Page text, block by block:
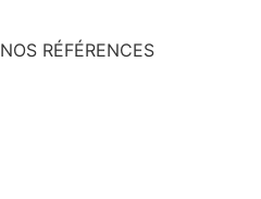
NOS RÉFÉRENCES